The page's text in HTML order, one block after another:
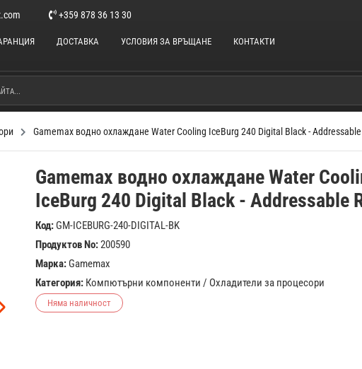
+359 878 36 13 30
ДОСТАВКА УСЛОВИЯ ЗА ВРЪЩАНЕ КОНТАКТИ
Gamemax водно охлаждане Water Cooling IceBurg 240 Digital Black - Addressable
Gamemax водно охлаждане Water
IceBurg 240 Digital Black - Addressable
Код: GM-ICEBURG-240-DIGITAL-BK
Продуктов No:200590
Марка: Gamemax
Категория: Компютърни компоненти / Охладители за процесори
Няма наличност